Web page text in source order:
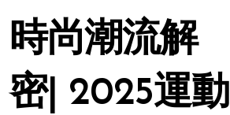
時尚潮流解
密| 2025運動